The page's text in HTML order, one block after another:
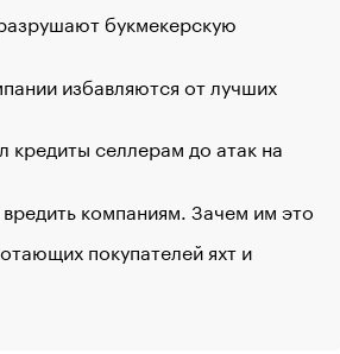
букмекерскую
избавляются от лучших
кредиты селлерам до атак на
компаниям. Зачем им это
покупателей яхт и